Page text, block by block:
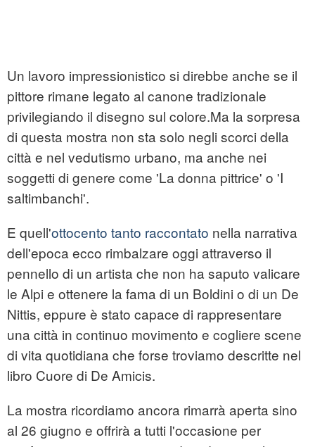
Un lavoro impressionistico si direbbe anche se il
pittore rimane legato al canone tradizionale
privilegiando il disegno sul colore.Ma la sorpresa
di questa mostra non sta solo negli scorci della
città e nel vedutismo urbano, ma anche nei
soggetti di genere come 'La donna pittrice' o 'I
saltimbanchi'.
E quell'ottocento tanto raccontato nella narrativa
dell'epoca ecco rimbalzare oggi attraverso il
pennello di un artista che non ha saputo valicare
le Alpi e ottenere la fama di un Boldini o di un De
Nittis, eppure è stato capace di rappresentare
una città in continuo movimento e cogliere scene
di vita quotidiana che forse troviamo descritte nel
libro Cuore di De Amicis.
La mostra ricordiamo ancora rimarrà aperta sino
al 26 giugno e offrirà a tutti l'occasione per